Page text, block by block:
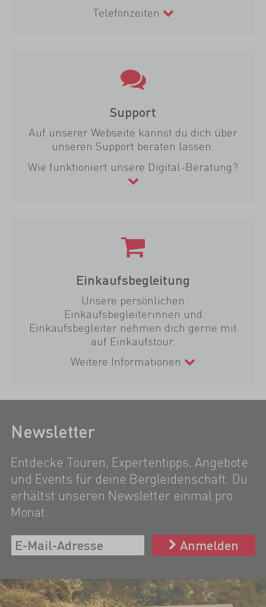
Telefonzeiten
Support
Auf unserer Webseite kannst du dich über
unseren Support beraten lassen.
Wie funktioniert unsere Digital-Beratung?
Einkaufsbegleitung
Unsere persönlichen
Einkaufsbegleiterinnen und
Einkaufsbegleiter nehmen dich gerne mit
auf Einkaufstour.
Weitere Informationen
Newsletter
Entdecke Touren, Expertentipps, Angebote
und Events für deine Bergleidenschaft. Du
erhältst unseren Newsletter einmal pro
Monat.
Anmelden